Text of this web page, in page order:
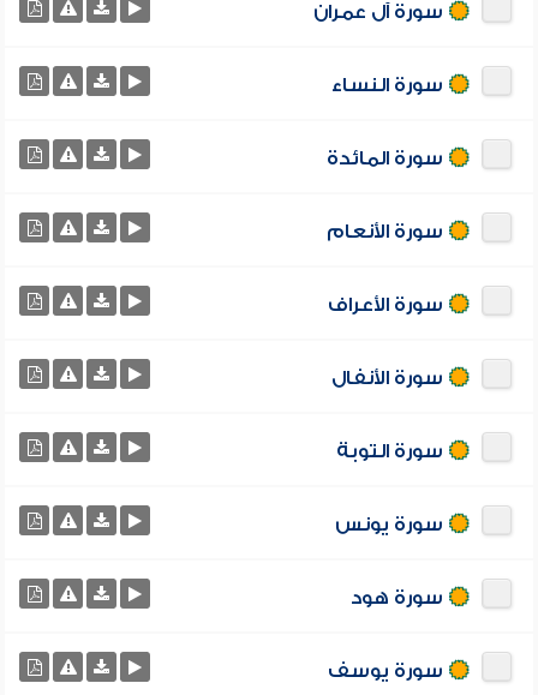
سورة آل عمران
سورة النساء
سورة المائدة
سورة الأنعام
سورة الأعراف
سورة الأنفال
سورة التوبة
سورة يونس
سورة هود
سورة يوسف